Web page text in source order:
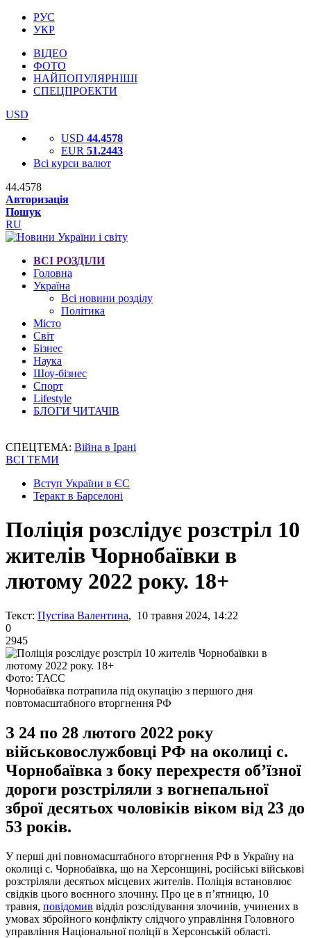
РУС
УКР
ВІДЕО
ФОТО
НАЙПОПУЛЯРНІШІ
СПЕЦПРОЕКТИ
USD
USD 44.4578
EUR 51.2443
Всі курси валют
44.4578
Авторизація
Пошук
RU
ВСІ РОЗДІЛИ
Головна
Україна
Всі новини розділу
Політика
Місто
Світ
Бізнес
Наука
Шоу-бізнес
Спорт
Lifestyle
БЛОГИ ЧИТАЧІВ
СПЕЦТЕМА: Війна в Ірані
ВСІ ТЕМИ
Вступ України в ЄС
Теракт в Барселоні
Поліція розслідує розстріл 10
жителів Чорнобаївки в
лютому 2022 року. 18+
Текст: Пустіва Валентина, 10 травня 2024, 14:22
0
2945
Фото: ТАСС
Чорнобаївка потрапила під окупацію з першого дня
повтомасштабного вторгнення РФ
З 24 по 28 лютого 2022 року
військовослужбовці РФ на околиці с.
Чорнобаївка з боку перехрестя об’їзної
дороги розстріляли з вогнепальної
зброї десятьох чоловіків віком від 23 до
53 років.
У перші дні повномасштабного вторгнення РФ в Україну на
околиці с. Чорнобаївка, що на Херсонщині, російські військові
розстріляли десятьох місцевих жителів. Поліція встановлює
свідків цього воєнного злочину. Про це в п’ятницю, 10
травня, повідомив відділ розслідування злочинів, учинених в
умовах збройного конфлікту слідчого управління Головного
управління Національної поліції в Херсонській області.